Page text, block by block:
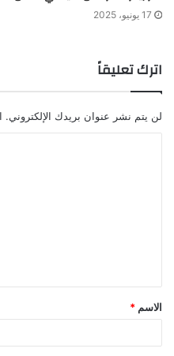
17 يونيو، 2025
اترك تعليقاً
لن يتم نشر عنوان بريدك الإلكتروني.
الاسم *